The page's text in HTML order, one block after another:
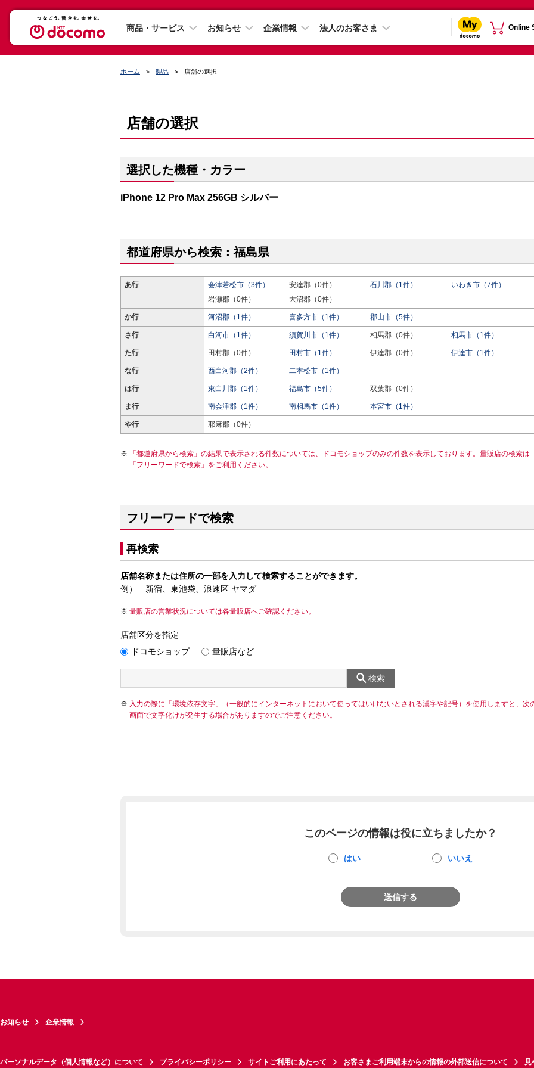
商品・サービス お知らせ 企業情報 法人のお客さま Online
ホーム 製品 店舗の選択
店舗の選択
選択した機種・カラー
iPhone 12 Pro Max 256GB シルバー
都道府県から検索：福島県
あ行 会津若松市（3件） 安達郡（0件） 石川郡（1件）
いわき市（7件）
岩瀬郡（0件）
大沼郡（0件）
か行 河沼郡（1件） 喜多方市（1件） 郡山市（5件）
さ行 白河市（1件） 須賀川市（1件） 相馬郡（0件） 相馬市（1件）
た行 田村郡（0件） 田村市（1件） 伊達郡（0件） 伊達市（1件）
な行 西白河郡（2件） 二本松市（1件）
は行 東白川郡（1件） 福島市（5件） 双葉郡（0件）
ま行 南会津郡（1件） 南相馬市（1件） 本宮市（1件）
や行 耶麻郡（0件）
「都道府県から検索」の結果で表示される件数については、ドコモショップのみの件数を表示しております。量販店の検索は
「フリーワードで検索」をご利用ください。
フリーワードで検索
再検索
店舗名称または住所の一部を入力して検索することができます。
例） 新宿、東池袋、浪速区 ヤマダ
量販店の営業状況については各量販店へご確認ください。
店舗区分を指定
ドコモショップ
量販店など
検索
入力の際に「環境依存文字」（一般的にインターネットにおいて使ってはいけないとされる漢字や記号）を使用しますと、次
画面で文字化けが発生する場合がありますのでご注意ください。
このページの情報は役に立ちましたか？
はい いいえ
送信する
お知らせ 企業情報
パーソナルデータ（個人情報など）について プライバシーポリシー サイトご利用にあたって お客さまご利用端末からの情報の外部送信について 見